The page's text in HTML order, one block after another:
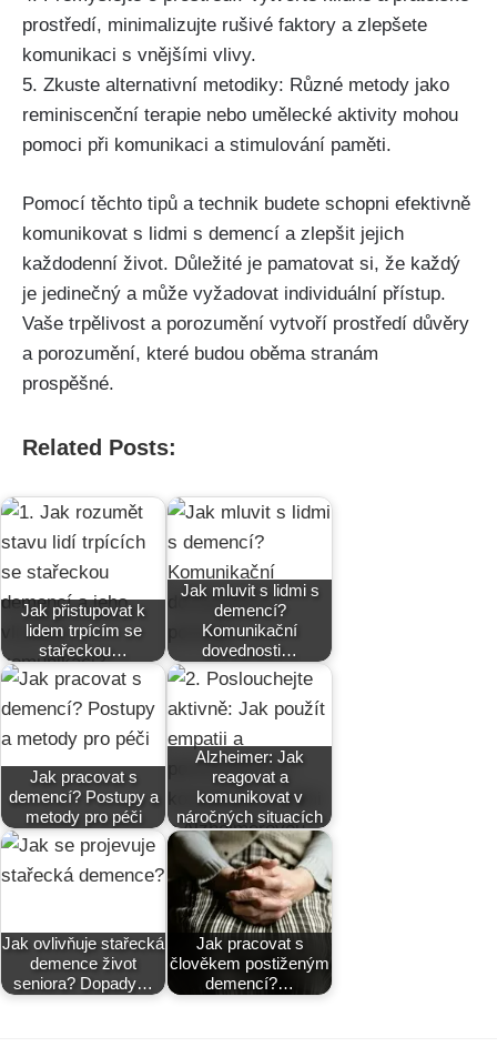
prostředí, minimalizujte rušivé faktory a zlepšete
komunikaci s vnějšími vlivy.
5. Zkuste alternativní metodiky: Různé metody jako
reminiscenční terapie nebo umělecké aktivity mohou
pomoci při komunikaci a stimulování paměti.
Pomocí těchto tipů a technik budete schopni efektivně
komunikovat s lidmi s demencí a zlepšit jejich
každodenní život. Důležité je pamatovat si, že každý
je jedinečný a může vyžadovat individuální přístup.
Vaše trpělivost a porozumění vytvoří prostředí důvěry
a porozumění, které budou oběma stranám
prospěšné.
Related Posts:
Jak přistupovat k
lidem trpícím se
stařeckou…
Jak mluvit s lidmi s
demencí?
Komunikační
dovednosti…
Jak pracovat s
demencí? Postupy a
metody pro péči
Alzheimer: Jak
reagovat a
komunikovat v
náročných situacích
Jak ovlivňuje stařecká
demence život
seniora? Dopady…
Jak pracovat s
člověkem postiženým
demencí?…